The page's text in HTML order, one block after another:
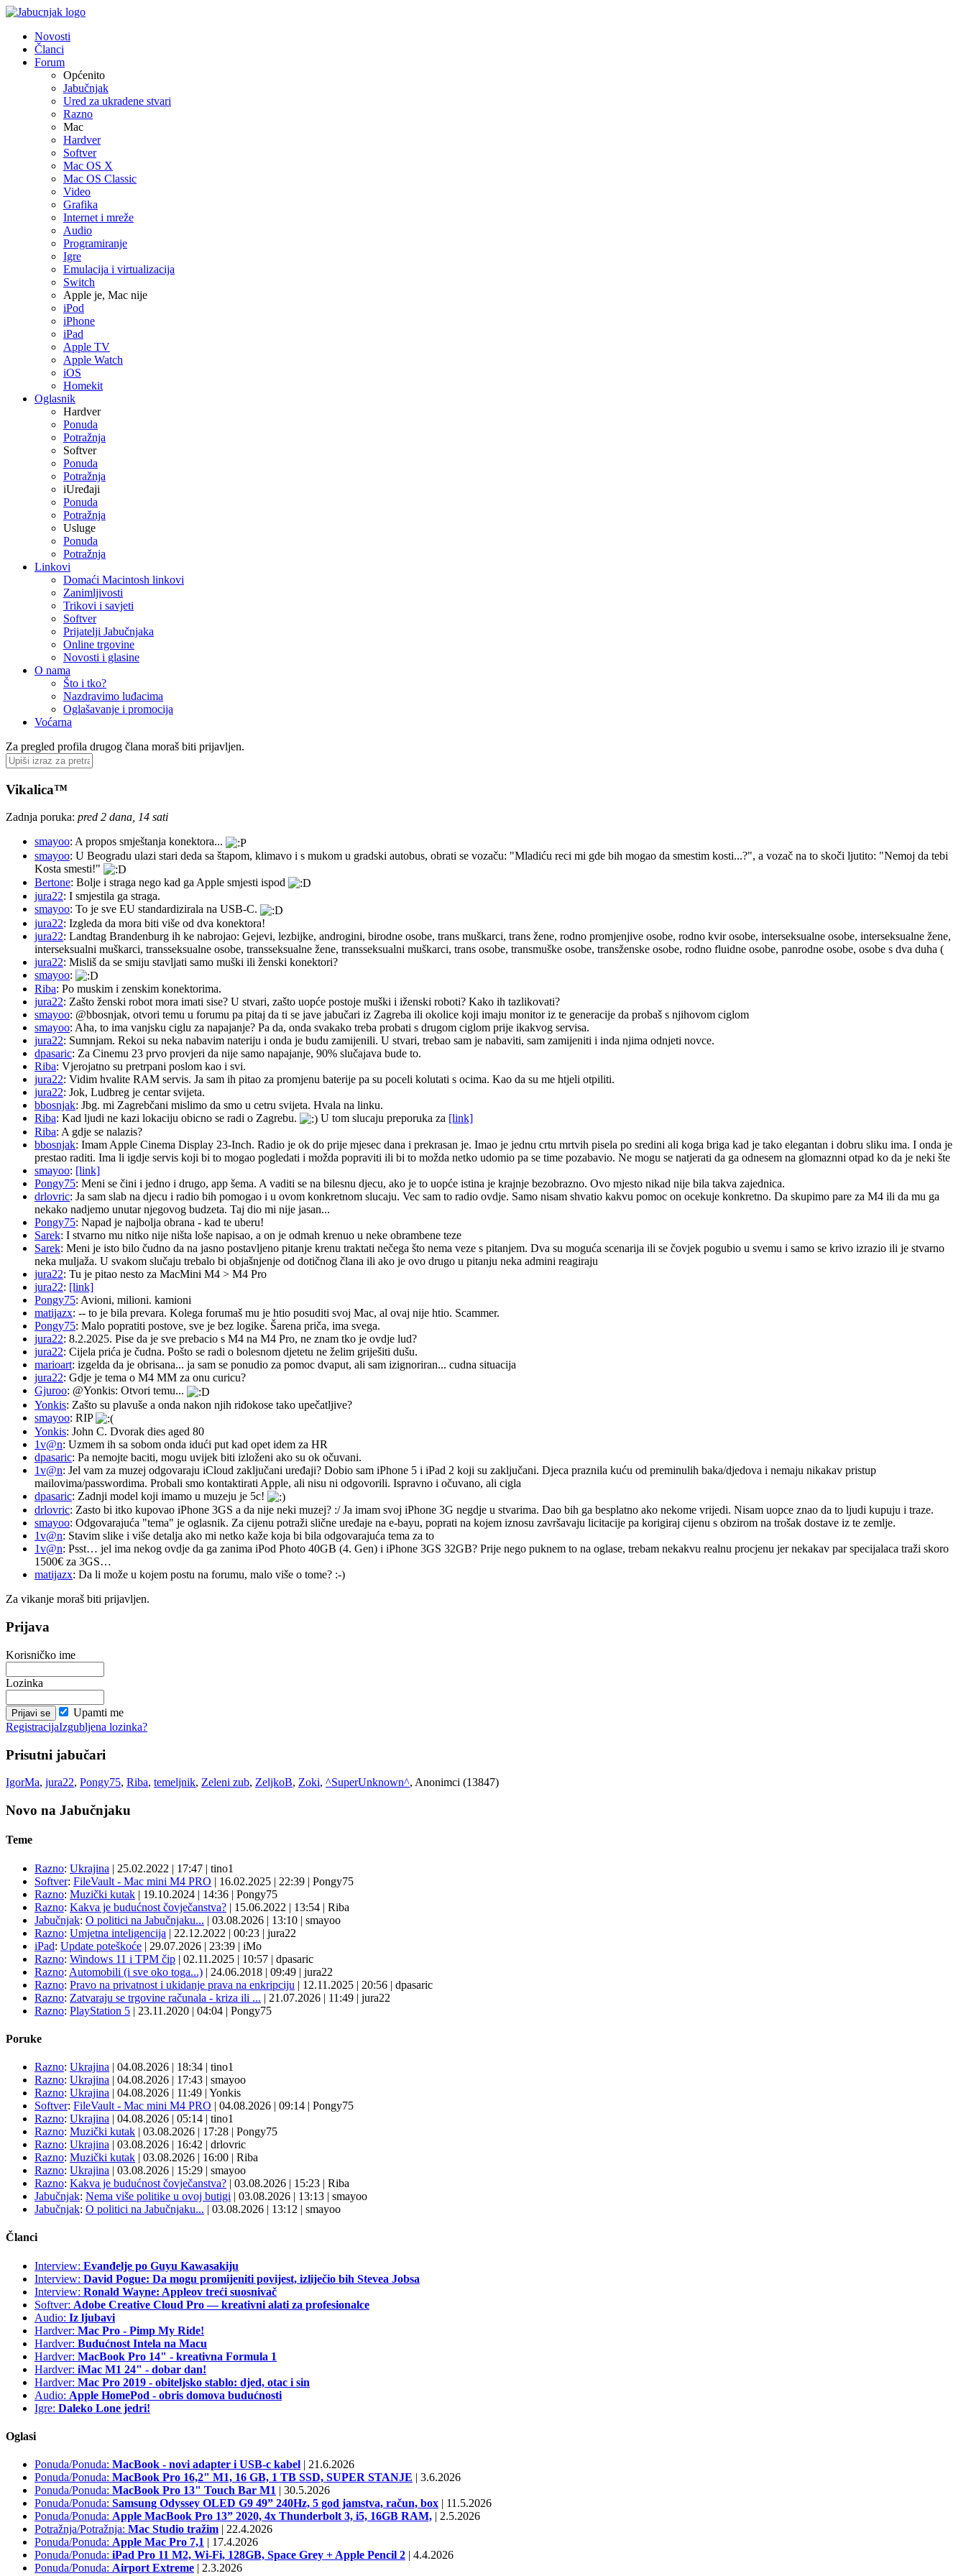
Novosti
Članci
Forum
Općenito
Jabučnjak
Ured za ukradene stvari
Razno
Mac
Hardver
Softver
Mac OS X
Mac OS Classic
Video
Grafika
Internet i mreže
Audio
Programiranje
Igre
Emulacija i virtualizacija
Switch
Apple je, Mac nije
iPod
iPhone
iPad
Apple TV
Apple Watch
iOS
Homekit
Oglasnik
Hardver
Ponuda
Potražnja
Softver
Ponuda
Potražnja
iUređaji
Ponuda
Potražnja
Usluge
Ponuda
Potražnja
Linkovi
Domaći Macintosh linkovi
Zanimljivosti
Trikovi i savjeti
Softver
Prijatelji Jabučnjaka
Online trgovine
Novosti i glasine
O nama
Što i tko?
Nazdravimo luđacima
Oglašavanje i promocija
Voćarna
Za pregled profila drugog člana moraš biti prijavljen.
Vikalica™
Zadnja poruka: pred 2 dana, 14 sati
smayoo: A propos smještanja konektora...
smayoo: U Beogradu ulazi stari deda sa štapom, klimavo i s mukom u gradski autobus, obrati se vozaču: "Mladiću reci mi gde bih mogao da smestim kosti...?", a vozač na to skoči ljutito: "Nemoj da tebi
Kosta smesti!"
Bertone: Bolje i straga nego kad ga Apple smjesti ispod
jura22: I smjestila ga straga.
smayoo: To je sve EU standardizirala na USB-C.
jura22: Izgleda da mora biti više od dva konektora!
jura22: Landtag Brandenburg ih ke nabrojao: Gejevi, lezbijke, androgini, birodne osobe, trans muškarci, trans žene, rodno promjenjive osobe, rodno kvir osobe, interseksualne osobe, interseksualne žene,
interseksualni muškarci, transseksualne osobe, transseksualne žene, transseksualni muškarci, trans osobe, transmuške osobe, transženske osobe, rodno fluidne osobe, panrodne osobe, osobe s dva duha (
jura22: Misliš da se smiju stavljati samo muški ili ženski konektori?
smayoo:
Riba: Po muskim i zenskim konektorima.
jura22: Zašto ženski robot mora imati sise? U stvari, zašto uopće postoje muški i iženski roboti? Kako ih tazlikovati?
smayoo: @bbosnjak, otvori temu u forumu pa pitaj da ti se jave jabučari iz Zagreba ili okolice koji imaju monitor iz te generacije da probaš s njihovom ciglom
smayoo: Aha, to ima vanjsku ciglu za napajanje? Pa da, onda svakako treba probati s drugom ciglom prije ikakvog servisa.
jura22: Sumnjam. Rekoi su neka nabavim nateriju i onda je budu zamijenili. U stvari, trebao sam je nabaviti, sam zamijeniti i inda njima odnjeti novce.
dpasaric: Za Cinemu 23 prvo provjeri da nije samo napajanje, 90% slučajava bude to.
Riba: Vjerojatno su pretrpani poslom kao i svi.
jura22: Vidim hvalite RAM servis. Ja sam ih pitao za promjenu baterije pa su poceli kolutati s ocima. Kao da su me htjeli otpiliti.
jura22: Jok, Ludbreg je centar svijeta.
bbosnjak: Jbg. mi Zagrebčani mislimo da smo u cetru svijeta. Hvala na linku.
Riba: Kad ljudi ne kazi lokaciju obicno se radi o Zagrebu. U tom slucaju preporuka za [link]
Riba: A gdje se nalazis?
bbosnjak: Imam Apple Cinema Display 23-Inch. Radio je ok do prije mjesec dana i prekrasan je. Imao je jednu crtu mrtvih pisela po sredini ali koga briga kad je tako elegantan i dobru sliku ima. I onda je
prestao raditi. Ima li igdje servis koji bi to mogao pogledati i možda popraviti ili bi to možda netko udomio pa se time pozabavio. Ne mogu se natjerati da ga odnesem na glomaznni otpad ko da je neki šte
smayoo: [link]
Pongy75: Meni se čini i jedno i drugo, app šema. A vaditi se na bilesnu djecu, ako je to uopće istina je krajnje bezobrazno. Ovo mjesto nikad nije bila takva zajednica.
drlovric: Ja sam slab na djecu i radio bih pomogao i u ovom konkretnom slucaju. Vec sam to radio ovdje. Samo nisam shvatio kakvu pomoc on ocekuje konkretno. Da skupimo pare za M4 ili da mu ga
nekako nadjemo unutar njegovog budzeta. Taj dio mi nije jasan...
Pongy75: Napad je najbolja obrana - kad te uberu!
Sarek: I stvarno mu nitko nije ništa loše napisao, a on je odmah krenuo u neke obrambene teze
Sarek: Meni je isto bilo čudno da na jasno postavljeno pitanje krenu traktati nečega što nema veze s pitanjem. Dva su moguća scenarija ili se čovjek pogubio u svemu i samo se krivo izrazio ili je stvarno
neka muljaža. U svakom slučaju trebalo bi objašnjenje od dotičnog člana ili ako je ovo drugo u pitanju neka admini reagiraju
jura22: Tu je pitao nesto za MacMini M4 > M4 Pro
jura22: [link]
Pongy75: Avioni, milioni. kamioni
matijazx: -- to je bila prevara. Kolega forumaš mu je htio posuditi svoj Mac, al ovaj nije htio. Scammer.
Pongy75: Malo popratiti postove, sve je bez logike. Šarena priča, ima svega.
jura22: 8.2.2025. Pise da je sve prebacio s M4 na M4 Pro, ne znam tko je ovdje lud?
jura22: Cijela prića je čudna. Pošto se radi o bolesnom djetetu ne želim griješiti dušu.
marioart: izgelda da je obrisana... ja sam se ponudio za pomoc dvaput, ali sam izignoriran... cudna situacija
jura22: Gdje je tema o M4 MM za onu curicu?
Gjuroo: @Yonkis: Otvori temu...
Yonkis: Zašto su plavuše a onda nakon njih riđokose tako upečatljive?
smayoo: RIP
Yonkis: John C. Dvorak dies aged 80
1v@n: Uzmem ih sa sobom onda idući put kad opet idem za HR
dpasaric: Pa nemojte baciti, mogu uvijek biti izloženi ako su ok očuvani.
1v@n: Jel vam za muzej odgovaraju iCloud zaključani uređaji? Dobio sam iPhone 5 i iPad 2 koji su zaključani. Djeca praznila kuću od preminulih baka/djedova i nemaju nikakav pristup
mailovima/passwordima. Probali smo kontaktirati Apple, ali nisu ni odgovorili. Ispravno i očuvano, ali cigla
dpasaric: Zadnji model koji imamo u muzeju je 5c!
drlovric: Zasto bi itko kupovao iPhone 3GS a da nije neki muzej? :/ Ja imam svoj iPhone 3G negdje u stvarima. Dao bih ga besplatno ako nekome vrijedi. Nisam uopce znao da to ljudi kupuju i traze.
smayoo: Odgovarajuća "tema" je oglasnik. Za cijenu potraži slične uređaje na e-bayu, poprati na kojem iznosu završavaju licitacije pa korigiraj cijenu s obzirom na trošak dostave iz te zemlje.
1v@n: Stavim slike i više detalja ako mi netko kaže koja bi bila odgovarajuća tema za to
1v@n: Psst… jel ima nekog ovdje da ga zanima iPod Photo 40GB (4. Gen) i iPhone 3GS 32GB? Prije nego puknem to na oglase, trebam nekakvu realnu procjenu jer nekakav par specijalaca traži skoro
1500€ za 3GS…
matijazx: Da li može u kojem postu na forumu, malo više o tome? :-)
Za vikanje moraš biti prijavljen.
Prijava
Korisničko ime
Lozinka
Upamti me
RegistracijaIzgubljena lozinka?
Prisutni jabučari
IgorMa, jura22, Pongy75, Riba, temeljnik, Zeleni zub, ZeljkoB, Zoki, ^SuperUnknown^, Anonimci (13847)
Novo na Jabučnjaku
Teme
Razno: Ukrajina | 25.02.2022 | 17:47 | tino1
Softver: FileVault - Mac mini M4 PRO | 16.02.2025 | 22:39 | Pongy75
Razno: Muzički kutak | 19.10.2024 | 14:36 | Pongy75
Razno: Kakva je budućnost čovječanstva? | 15.06.2022 | 13:54 | Riba
Jabučnjak: O politici na Jabučnjaku... | 03.08.2026 | 13:10 | smayoo
Razno: Umjetna inteligencija | 22.12.2022 | 00:23 | jura22
iPad: Update poteškoće | 29.07.2026 | 23:39 | iMo
Razno: Windows 11 i TPM čip | 02.11.2025 | 10:57 | dpasaric
Razno: Automobili (i sve oko toga...) | 24.06.2018 | 09:49 | jura22
Razno: Pravo na privatnost i ukidanje prava na enkripciju | 12.11.2025 | 20:56 | dpasaric
Razno: Zatvaraju se trgovine računala - kriza ili ... | 21.07.2026 | 11:49 | jura22
Razno: PlayStation 5 | 23.11.2020 | 04:04 | Pongy75
Poruke
Razno: Ukrajina | 04.08.2026 | 18:34 | tino1
Razno: Ukrajina | 04.08.2026 | 17:43 | smayoo
Razno: Ukrajina | 04.08.2026 | 11:49 | Yonkis
Softver: FileVault - Mac mini M4 PRO | 04.08.2026 | 09:14 | Pongy75
Razno: Ukrajina | 04.08.2026 | 05:14 | tino1
Razno: Muzički kutak | 03.08.2026 | 17:28 | Pongy75
Razno: Ukrajina | 03.08.2026 | 16:42 | drlovric
Razno: Muzički kutak | 03.08.2026 | 16:00 | Riba
Razno: Ukrajina | 03.08.2026 | 15:29 | smayoo
Razno: Kakva je budućnost čovječanstva? | 03.08.2026 | 15:23 | Riba
Jabučnjak: Nema više politike u ovoj butigi | 03.08.2026 | 13:13 | smayoo
Jabučnjak: O politici na Jabučnjaku... | 03.08.2026 | 13:12 | smayoo
Članci
Interview: Evanđelje po Guyu Kawasakiju
Interview: David Pogue: Da mogu promijeniti povijest, izliječio bih Stevea Jobsa
Interview: Ronald Wayne: Appleov treći suosnivač
Softver: Adobe Creative Cloud Pro — kreativni alati za profesionalce
Audio: Iz ljubavi
Hardver: Mac Pro - Pimp My Ride!
Hardver: Budućnost Intela na Macu
Hardver: MacBook Pro 14" - kreativna Formula 1
Hardver: iMac M1 24" - dobar dan!
Hardver: Mac Pro 2019 - obiteljsko stablo: djed, otac i sin
Audio: Apple HomePod - obris domova budućnosti
Igre: Daleko Lone jedri!
Oglasi
Ponuda/Ponuda: MacBook - novi adapter i USB-c kabel | 21.6.2026
Ponuda/Ponuda: MacBook Pro 16,2" M1, 16 GB, 1 TB SSD, SUPER STANJE | 3.6.2026
Ponuda/Ponuda: MacBook Pro 13" Touch Bar M1 | 30.5.2026
Ponuda/Ponuda: Samsung Odyssey OLED G9 49” 240Hz, 5 god jamstva, račun, box | 11.5.2026
Ponuda/Ponuda: Apple MacBook Pro 13” 2020, 4x Thunderbolt 3, i5, 16GB RAM, | 2.5.2026
Potražnja/Potražnja: Mac Studio tražim | 22.4.2026
Ponuda/Ponuda: Apple Mac Pro 7,1 | 17.4.2026
Ponuda/Ponuda: iPad Pro 11 M2, Wi-Fi, 128GB, Space Grey + Apple Pencil 2 | 4.4.2026
Ponuda/Ponuda: Airport Extreme | 2.3.2026